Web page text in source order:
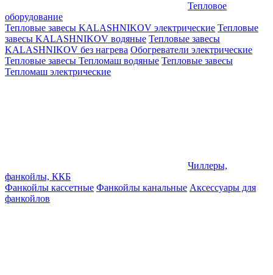
Тепловое
оборудование
Тепловые завесы KALASHNIKOV электрические Тепловые
завесы KALASHNIKOV водяные Тепловые завесы
KALASHNIKOV без нагрева Обогреватели электрические
Тепловые завесы Тепломаш водяные Тепловые завесы
Тепломаш электрические
Чиллеры,
фанкойлы, ККБ
Фанкойлы кассетные Фанкойлы канальные Аксессуары для
фанкойлов